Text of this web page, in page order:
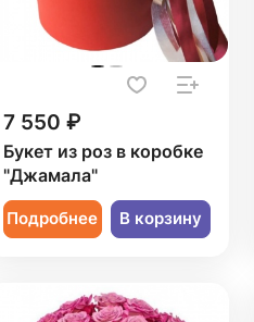
7 550 ₽
Букет из роз в коробке
"Джамала"
Подробнее В корзину